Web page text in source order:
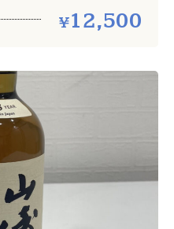
12,500